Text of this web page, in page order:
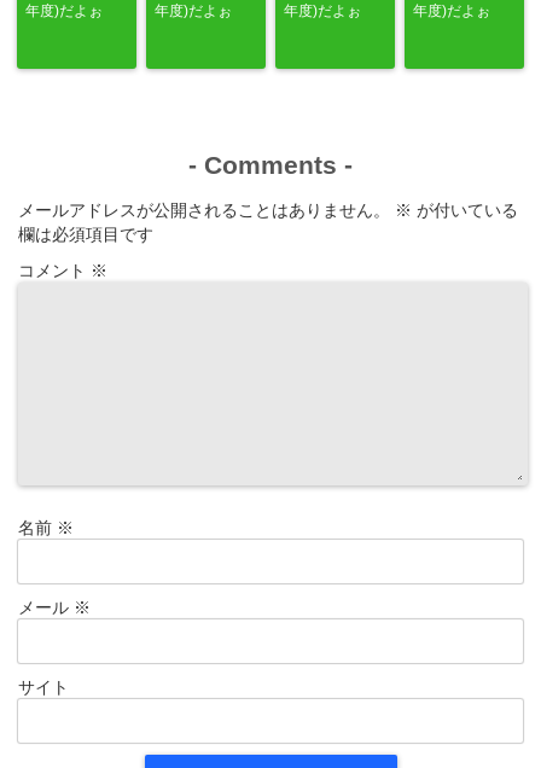
年度)だよぉ
年度)だよぉ
年度)だよぉ
年度)だよぉ
- Comments -
メールアドレスが公開されることはありません。 ※ が付いている
欄は必須項目です
コメント ※
名前 ※
メール ※
サイト